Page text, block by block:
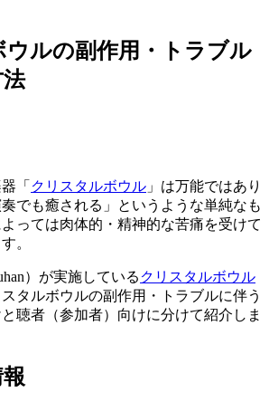
ルの副作用・トラブル
「 クリスタルボウル 」は万能ではあり
でも癒される」というような単純なも
っては肉体的・精神的な苦痛を受けて
。
）が実施している クリスタルボウル
タルボウルの副作用・トラブルに伴う
聴者（参加者）向けに分けて紹介しま